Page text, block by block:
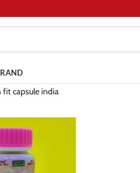
fit capsule india